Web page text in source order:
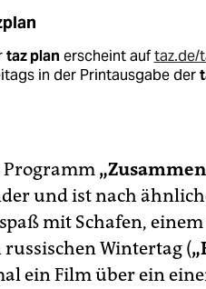
taz planerscheint auftaz.de/
in der Printausgabe der
Programm
und ist nach
mit Schafen,
Wintertag (
ein Film über ein